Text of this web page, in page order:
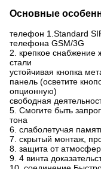
Основные
телефон 1.Standard
телефона GSM/3G
2. крепкое
стали
устойчивая кнопка
панель (осветите
опционную)
свободная
5. Смогите быть
тона
6. слаболетучая
7. скрытый монтаж,
8. защита от
9. 4 винта